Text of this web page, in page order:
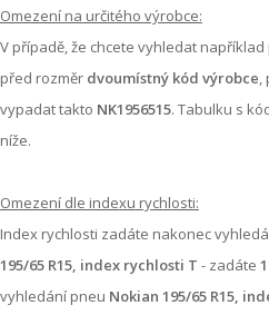
Omezení na určitého výrobce:
V případě, že chcete vyhledat například
před rozměr dvoumístný kód výrobce,
vypadat takto NK1956515. Tabulku s
níže.
Omezení dle indexu rychlosti:
Index rychlosti zadáte nakonec
195/65 R15, index rychlosti T - zadáte
vyhledání pneu Nokian 195/65 R15,